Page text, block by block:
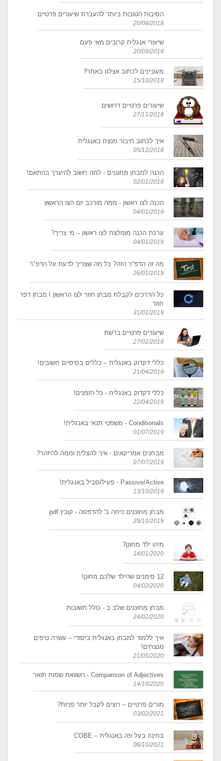
​הסיבות הטובות ביותר להעברת שיעורים פרטיים
20/09/2018
​שיעורי אנגלית קרובים מאי פעם
20/09/2018
מעוניינים לכתוב אצלנו באתר?
15/10/2018
שיעורים פרטיים דרושים
27/11/2018
איך לכתוב חיבור מנצח באנגלית
05/12/2018
הכנה למבחן מחוננים - למה חשוב להיערך בהתאם!
02/01/2019
​הכנה לצו ראשון - ממה מורכב יום הצו הראשון
04/01/2019
ערכת הכנה מומלצת לצו ראשון – מי צריך?
04/01/2019
מה זה הדפ"ר הזה? כל מה שצריך לדעת על הדפ"ר
26/01/2019
כל הדרכים לקבלת מבחן חוזר לצו הראשון I מבחן דפר
חוזר
31/01/2019
שיעורים פרטיים ברשת
27/02/2019
כללי דקדוק באנגלית – כללים בסיסיים חשובים!
21/04/2019
כללי דקדוק באנגלית - כל הזמנים!
22/04/2019
Conditionals - משפטי תנאי באנגלית!
01/07/2019
מבחנים אמריקאים - איך להצליח וממה להיזהר?
07/07/2019
Passive/Active - פעיל/סביל באנגלית!
13/10/2019
מבחן מחוננים כיתה ב' להדפסה - קובץ pdf
29/10/2019
מיהו ילד מחונן?
14/01/2020
12 סימנים שהילד שלכם מחונן!
04/02/2020
מבחן מחוננים שלב ב - כולל תשובות
24/02/2020
איך ללמוד למבחן באנגלית ביסודי – עשרה טיפים
מנצחים!
21/05/2020
Comparison of Adjectives - השוואת שמות תואר
14/10/2020
מורים פרטיים – רוצים לקבל יותר פניות?
03/02/2021
בחינה בעל פה באנגלית – COBE
06/10/2021